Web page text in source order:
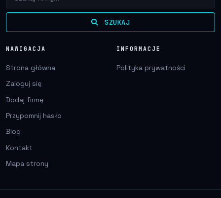
SZUKAJ
NAWIGACJA
Strona główna
Zaloguj się
Dodaj firmę
Przypomnij hasło
Blog
Kontakt
Mapa strony
INFORMACJE
Polityka prywatności